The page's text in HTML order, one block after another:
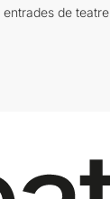
entrades de